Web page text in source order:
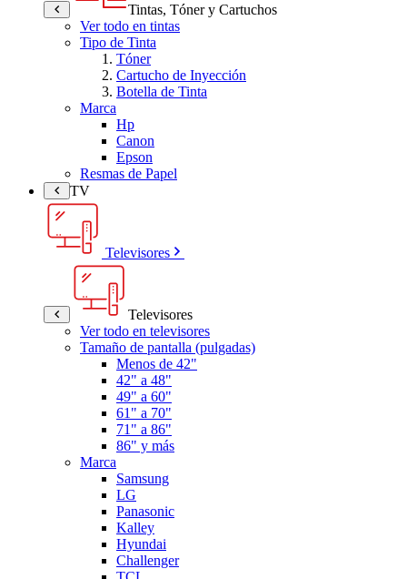
Tintas, Tóner y Cartuchos
Ver todo en tintas
Tipo de Tinta
Tóner
Cartucho de Inyección
Botella de Tinta
Marca
Hp
Canon
Epson
Resmas de Papel
TV
Televisores
Televisores
Ver todo en televisores
Tamaño de pantalla (pulgadas)
Menos de 42"
42" a 48"
49" a 60"
61" a 70"
71" a 86"
86" y más
Marca
Samsung
LG
Panasonic
Kalley
Hyundai
Challenger